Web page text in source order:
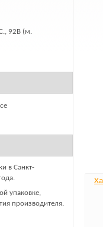
92В (м.
в Санкт-
упаковке,
производителя.